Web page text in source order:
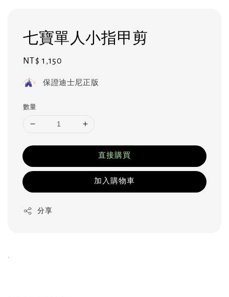
七寶單人小指甲剪
Regular
NT$ 1,150
保證迪士尼正版
數量
直接購買
加入購物車
分享